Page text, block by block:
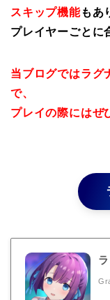
スキップ機能もあ
プレイヤーごとに
当ブログではラグ
で、
プレイの際にはぜ